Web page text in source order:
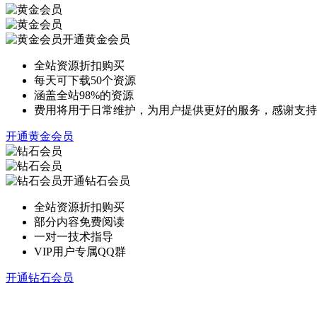
开通黄金会员
全站资源折扣购买
每天可下载50个资源
涵盖全站98%的资源
费用将用于日常维护，为用户提供更好的服务，感谢支持
开通黄金会员
开通钻石会员
全站资源折扣购买
部分内容免费阅读
一对一技术指导
VIP用户专属QQ群
开通钻石会员